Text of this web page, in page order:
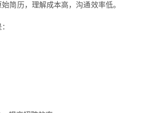
简历，理解成本高，沟通效率低。